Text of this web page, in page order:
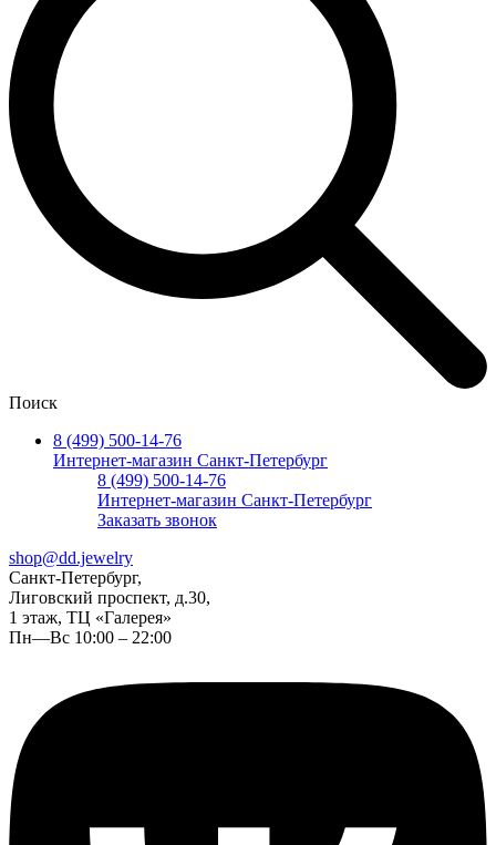
Поиск
8 (499) 500-14-76
Интернет-магазин Санкт-Петербург
8 (499) 500-14-76
Интернет-магазин Санкт-Петербург
Заказать звонок
shop@dd.jewelry
Санкт-Петербург,
Лиговский проспект, д.30,
1 этаж, ТЦ «Галерея»
Пн—Вс 10:00 – 22:00